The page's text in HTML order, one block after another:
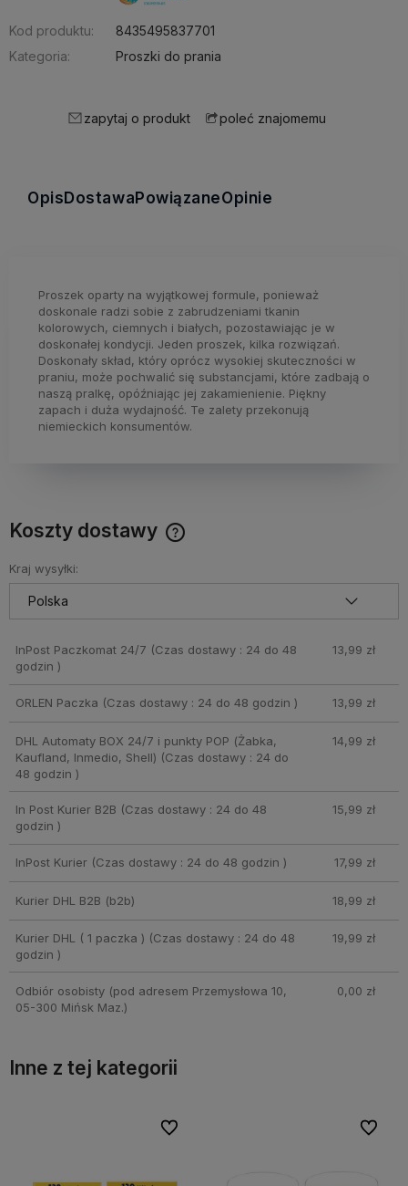
Kod produktu:
8435495837701
Kategoria:
Proszki do prania
zapytaj o produkt poleć znajomemu
OpisDostawaPowiązaneOpinie
Proszek oparty na wyjątkowej formule, ponieważ
doskonale radzi sobie z zabrudzeniami tkanin
kolorowych, ciemnych i białych, pozostawiając je w
doskonałej kondycji. Jeden proszek, kilka rozwiązań.
Doskonały skład, który oprócz wysokiej skuteczności w
praniu, może pochwalić się substancjami, które zadbają o
naszą pralkę, opóźniając jej zakamienienie. Piękny
zapach i duża wydajność. Te zalety przekonują
niemieckich konsumentów.
Koszty dostawy
Kraj wysyłki:
InPost Paczkomat 24/7 (Czas dostawy : 24 do 48
godzin )
13,99 zł
ORLEN Paczka (Czas dostawy : 24 do 48 godzin ) 13,99 zł
DHL Automaty BOX 24/7 i punkty POP (Żabka,
Kaufland, Inmedio, Shell) (Czas dostawy : 24 do
48 godzin )
14,99 zł
In Post Kurier B2B (Czas dostawy : 24 do 48
godzin )
15,99 zł
InPost Kurier (Czas dostawy : 24 do 48 godzin ) 17,99 zł
Kurier DHL B2B (b2b) 18,99 zł
Kurier DHL ( 1 paczka ) (Czas dostawy : 24 do 48
godzin )
19,99 zł
Odbiór osobisty (pod adresem Przemysłowa 10,
05-300 Mińsk Maz.)
0,00 zł
Inne z tej kategorii
Do ulubionych
Do ulubionych Do
Do